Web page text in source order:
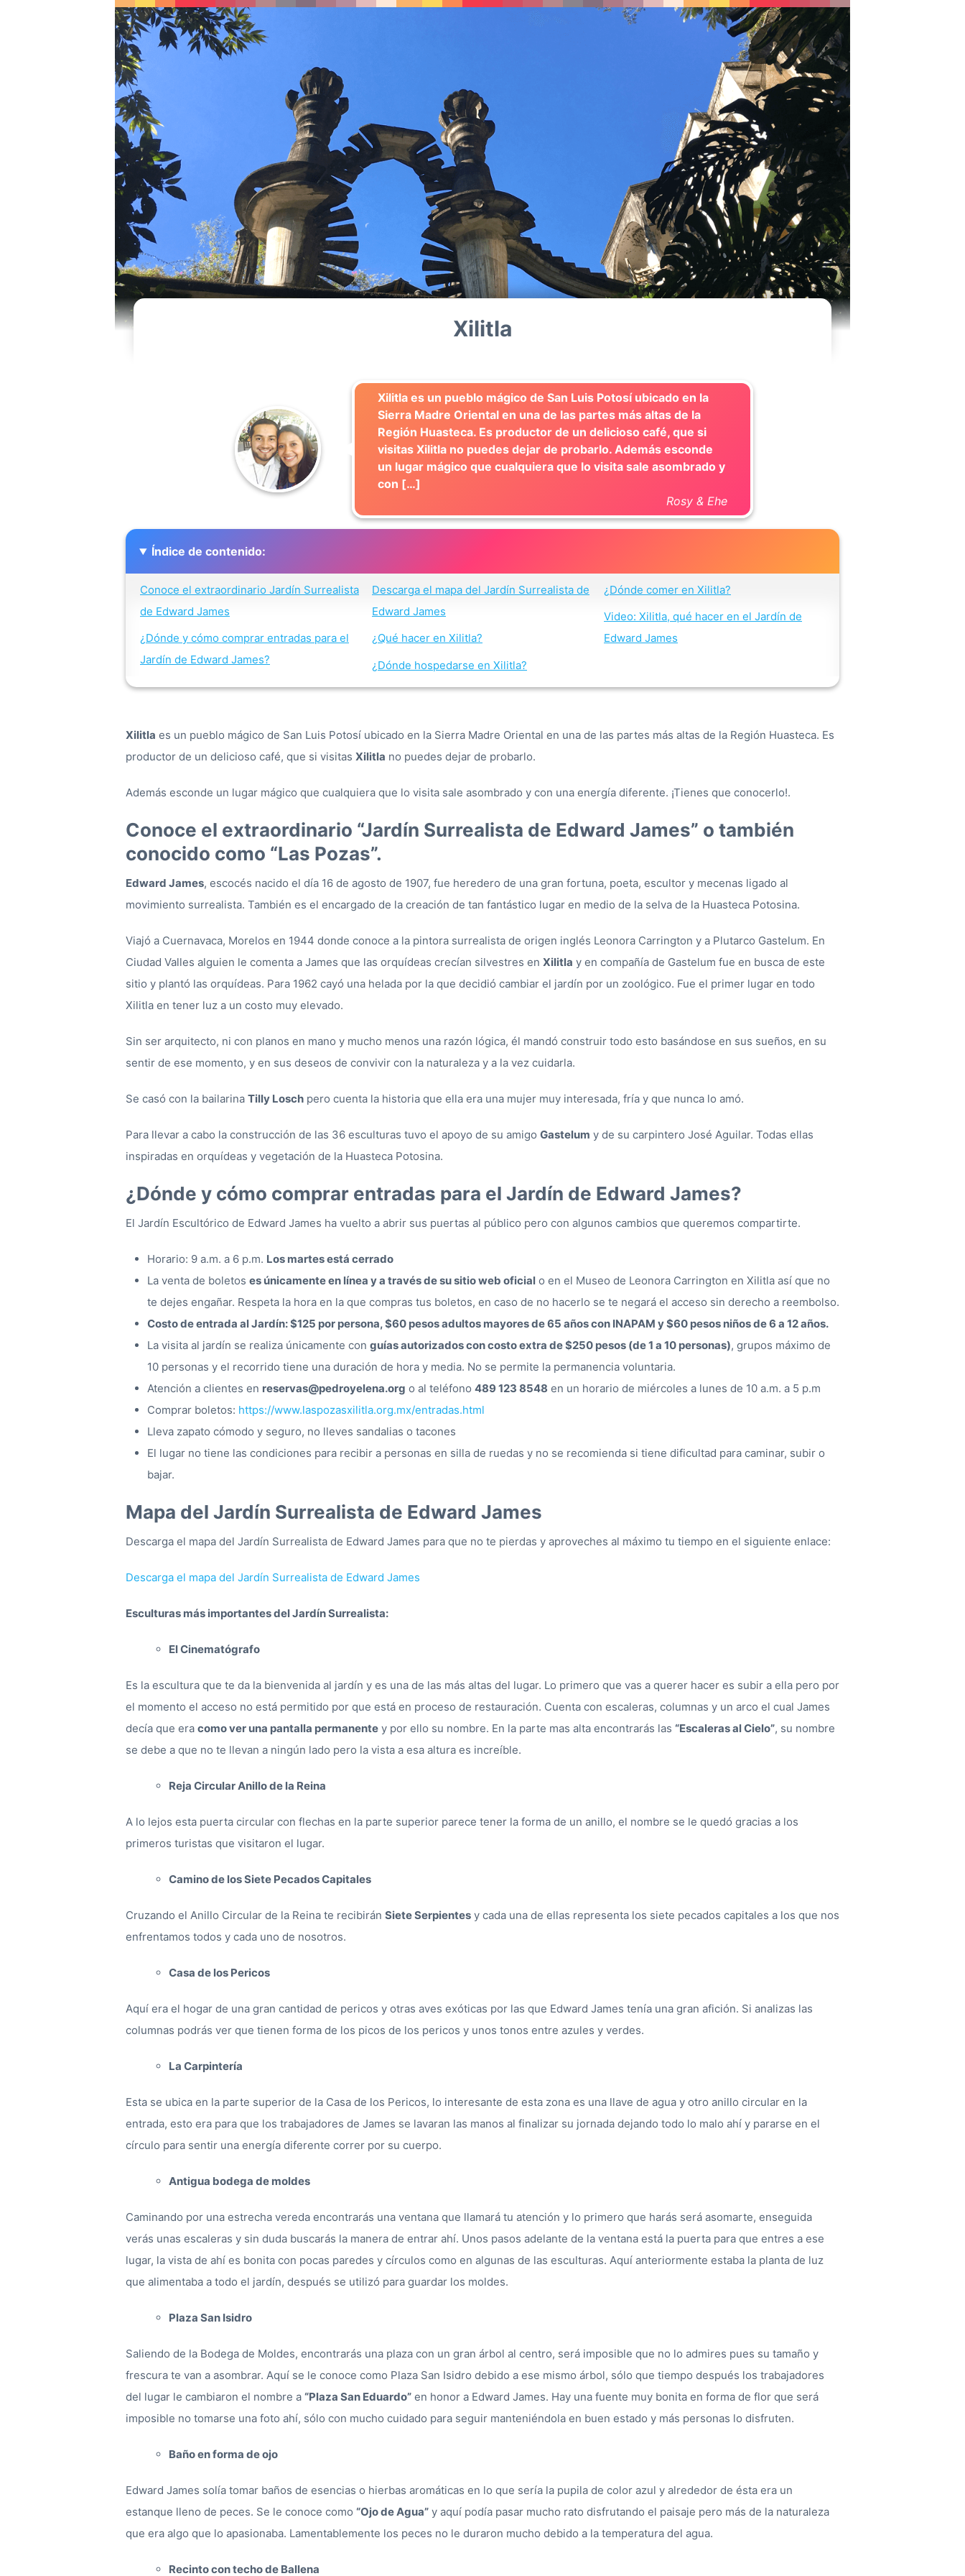
Xilitla
Xilitla es un pueblo mágico de San Luis Potosí ubicado en la
Sierra Madre Oriental en una de las partes más altas de la
Región Huasteca. Es productor de un delicioso café, que si
visitas Xilitla no puedes dejar de probarlo. Además esconde
un lugar mágico que cualquiera que lo visita sale asombrado y
con […]
Rosy & Ehe
Índice de contenido:
Conoce el extraordinario Jardín Surrealista
de Edward James
¿Dónde y cómo comprar entradas para el
Jardín de Edward James?
Descarga el mapa del Jardín Surrealista de
Edward James
¿Qué hacer en Xilitla?
¿Dónde hospedarse en Xilitla?
¿Dónde comer en Xilitla?
Video: Xilitla, qué hacer en el Jardín de
Edward James
Xilitla es un pueblo mágico de San Luis Potosí ubicado en la Sierra Madre Oriental en una de las partes más altas de la Región Huasteca. Es
productor de un delicioso café, que si visitas Xilitla no puedes dejar de probarlo.
Además esconde un lugar mágico que cualquiera que lo visita sale asombrado y con una energía diferente. ¡Tienes que conocerlo!.
Conoce el extraordinario “Jardín Surrealista de Edward James” o también
conocido como “Las Pozas”.
Edward James, escocés nacido el día 16 de agosto de 1907, fue heredero de una gran fortuna, poeta, escultor y mecenas ligado al
movimiento surrealista. También es el encargado de la creación de tan fantástico lugar en medio de la selva de la Huasteca Potosina.
Viajó a Cuernavaca, Morelos en 1944 donde conoce a la pintora surrealista de origen inglés Leonora Carrington y a Plutarco Gastelum. En
Ciudad Valles alguien le comenta a James que las orquídeas crecían silvestres en Xilitla y en compañía de Gastelum fue en busca de este
sitio y plantó las orquídeas. Para 1962 cayó una helada por la que decidió cambiar el jardín por un zoológico. Fue el primer lugar en todo
Xilitla en tener luz a un costo muy elevado.
Sin ser arquitecto, ni con planos en mano y mucho menos una razón lógica, él mandó construir todo esto basándose en sus sueños, en su
sentir de ese momento, y en sus deseos de convivir con la naturaleza y a la vez cuidarla.
Se casó con la bailarina Tilly Losch pero cuenta la historia que ella era una mujer muy interesada, fría y que nunca lo amó.
Para llevar a cabo la construcción de las 36 esculturas tuvo el apoyo de su amigo Gastelum y de su carpintero José Aguilar. Todas ellas
inspiradas en orquídeas y vegetación de la Huasteca Potosina.
¿Dónde y cómo comprar entradas para el Jardín de Edward James?
El Jardín Escultórico de Edward James ha vuelto a abrir sus puertas al público pero con algunos cambios que queremos compartirte.
Horario: 9 a.m. a 6 p.m. Los martes está cerrado
La venta de boletos es únicamente en línea y a través de su sitio web oficial o en el Museo de Leonora Carrington en Xilitla así que no
te dejes engañar. Respeta la hora en la que compras tus boletos, en caso de no hacerlo se te negará el acceso sin derecho a reembolso.
Costo de entrada al Jardín: $125 por persona, $60 pesos adultos mayores de 65 años con INAPAM y $60 pesos niños de 6 a 12 años.
La visita al jardín se realiza únicamente con guías autorizados con costo extra de $250 pesos (de 1 a 10 personas), grupos máximo de
10 personas y el recorrido tiene una duración de hora y media. No se permite la permanencia voluntaria.
Atención a clientes en reservas@pedroyelena.org o al teléfono 489 123 8548 en un horario de miércoles a lunes de 10 a.m. a 5 p.m
Comprar boletos: https://www.laspozasxilitla.org.mx/entradas.html
Lleva zapato cómodo y seguro, no lleves sandalias o tacones
El lugar no tiene las condiciones para recibir a personas en silla de ruedas y no se recomienda si tiene dificultad para caminar, subir o
bajar.
Mapa del Jardín Surrealista de Edward James
Descarga el mapa del Jardín Surrealista de Edward James para que no te pierdas y aproveches al máximo tu tiempo en el siguiente enlace:
Descarga el mapa del Jardín Surrealista de Edward James
Esculturas más importantes del Jardín Surrealista:
El Cinematógrafo
Es la escultura que te da la bienvenida al jardín y es una de las más altas del lugar. Lo primero que vas a querer hacer es subir a ella pero por
el momento el acceso no está permitido por que está en proceso de restauración. Cuenta con escaleras, columnas y un arco el cual James
decía que era como ver una pantalla permanente y por ello su nombre. En la parte mas alta encontrarás las “Escaleras al Cielo”, su nombre
se debe a que no te llevan a ningún lado pero la vista a esa altura es increíble.
Reja Circular Anillo de la Reina
A lo lejos esta puerta circular con flechas en la parte superior parece tener la forma de un anillo, el nombre se le quedó gracias a los
primeros turistas que visitaron el lugar.
Camino de los Siete Pecados Capitales
Cruzando el Anillo Circular de la Reina te recibirán Siete Serpientes y cada una de ellas representa los siete pecados capitales a los que nos
enfrentamos todos y cada uno de nosotros.
Casa de los Pericos
Aquí era el hogar de una gran cantidad de pericos y otras aves exóticas por las que Edward James tenía una gran afición. Si analizas las
columnas podrás ver que tienen forma de los picos de los pericos y unos tonos entre azules y verdes.
La Carpintería
Esta se ubica en la parte superior de la Casa de los Pericos, lo interesante de esta zona es una llave de agua y otro anillo circular en la
entrada, esto era para que los trabajadores de James se lavaran las manos al finalizar su jornada dejando todo lo malo ahí y pararse en el
círculo para sentir una energía diferente correr por su cuerpo.
Antigua bodega de moldes
Caminando por una estrecha vereda encontrarás una ventana que llamará tu atención y lo primero que harás será asomarte, enseguida
verás unas escaleras y sin duda buscarás la manera de entrar ahí. Unos pasos adelante de la ventana está la puerta para que entres a ese
lugar, la vista de ahí es bonita con pocas paredes y círculos como en algunas de las esculturas. Aquí anteriormente estaba la planta de luz
que alimentaba a todo el jardín, después se utilizó para guardar los moldes.
Plaza San Isidro
Saliendo de la Bodega de Moldes, encontrarás una plaza con un gran árbol al centro, será imposible que no lo admires pues su tamaño y
frescura te van a asombrar. Aquí se le conoce como Plaza San Isidro debido a ese mismo árbol, sólo que tiempo después los trabajadores
del lugar le cambiaron el nombre a “Plaza San Eduardo” en honor a Edward James. Hay una fuente muy bonita en forma de flor que será
imposible no tomarse una foto ahí, sólo con mucho cuidado para seguir manteniéndola en buen estado y más personas lo disfruten.
Baño en forma de ojo
Edward James solía tomar baños de esencias o hierbas aromáticas en lo que sería la pupila de color azul y alrededor de ésta era un
estanque lleno de peces. Se le conoce como “Ojo de Agua” y aquí podía pasar mucho rato disfrutando el paisaje pero más de la naturaleza
que era algo que lo apasionaba. Lamentablemente los peces no le duraron mucho debido a la temperatura del agua.
Recinto con techo de Ballena